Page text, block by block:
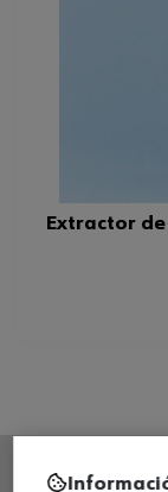
Extractor